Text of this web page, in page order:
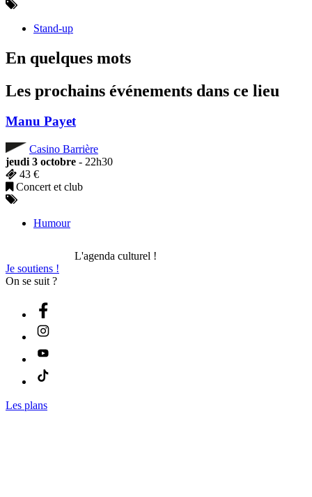
Stand-up
En quelques mots
Les prochains événements dans ce lieu
Manu Payet
Casino Barrière
jeudi 3 octobre - 22h30
43 €
Concert et club
Humour
L'agenda culturel !
Je soutiens !
On se suit ?
Les plans